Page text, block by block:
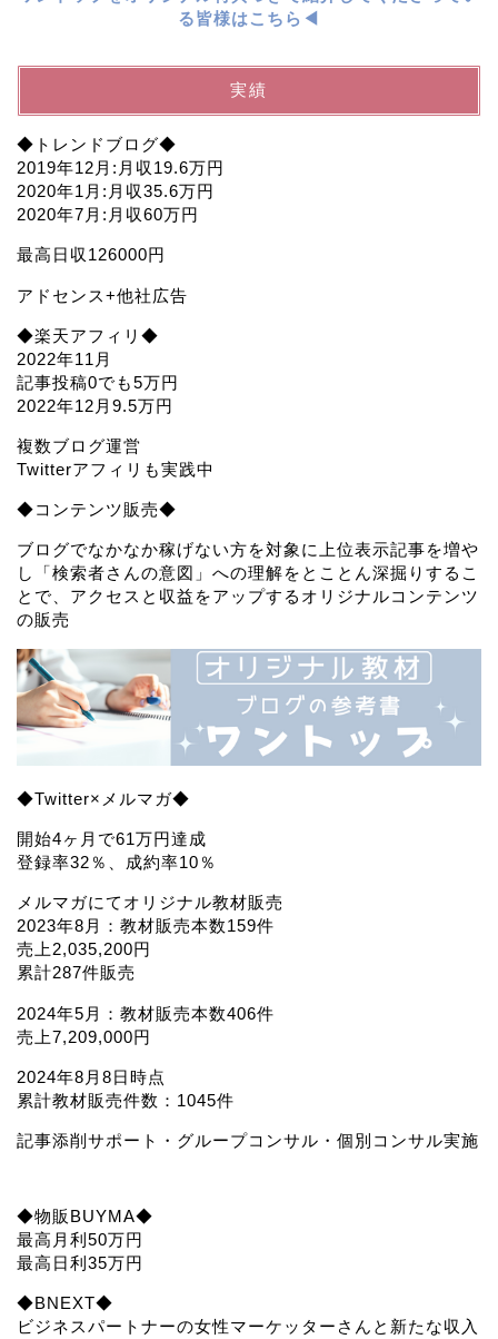
る皆様はこちら◀︎
実績
◆トレンドブログ◆
2019年12月:月収19.6万円
2020年1月:月収35.6万円
2020年7月:月収60万円
最高日収126000円
アドセンス+他社広告
◆楽天アフィリ◆
2022年11月
記事投稿0でも5万円
2022年12月9.5万円
複数ブログ運営
Twitterアフィリも実践中
◆コンテンツ販売◆
ブログでなかなか稼げない方を対象に上位表示記事を増や
し「検索者さんの意図」への理解をとことん深掘りするこ
とで、アクセスと収益をアップするオリジナルコンテンツ
の販売
◆Twitter×メルマガ◆
開始4ヶ月で61万円達成
登録率32％、成約率10％
メルマガにてオリジナル教材販売
2023年8月：教材販売本数159件
売上2,035,200円
累計287件販売
2024年5月：教材販売本数406件
売上7,209,000円
2024年8月8日時点
累計教材販売件数：1045件
記事添削サポート・グループコンサル・個別コンサル実施
◆物販BUYMA◆
最高月利50万円
最高日利35万円
◆BNEXT◆
ビジネスパートナーの女性マーケッターさんと新たな収入